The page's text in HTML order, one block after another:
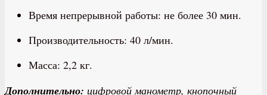
Время непрерывной работы: не более 30 мин.
Производительность: 40 л/мин.
Масса: 2,2 кг.
Дополнительно: цифровой манометр, кнопочный